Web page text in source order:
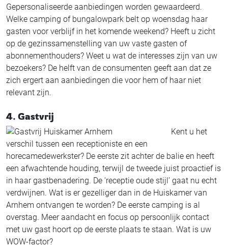
Gepersonaliseerde aanbiedingen worden gewaardeerd.
Welke camping of bungalowpark belt op woensdag haar
gasten voor verblijf in het komende weekend? Heeft u zicht
op de gezinssamenstelling van uw vaste gasten of
abonnementhouders? Weet u wat de interesses zijn van uw
bezoekers? De helft van de consumenten geeft aan dat ze
zich ergert aan aanbiedingen die voor hem of haar niet
relevant zijn.
4. Gastvrij
Kent u het
verschil tussen een receptioniste en een
horecamedewerkster? De eerste zit achter de balie en heeft
een afwachtende houding, terwijl de tweede juist proactief is
in haar gastbenadering. De ‘receptie oude stijl’ gaat nu echt
verdwijnen. Wat is er gezelliger dan in de Huiskamer van
Arnhem ontvangen te worden? De eerste camping is al
overstag. Meer aandacht en focus op persoonlijk contact
met uw gast hoort op de eerste plaats te staan. Wat is uw
WOW-factor?